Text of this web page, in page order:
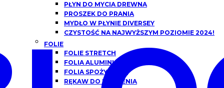
PŁYN DO MYCIA DREWNA
PROSZEK DO PRANIA
MYDŁO W PŁYNIE DIVERSEY
CZYSTOŚĆ NA NAJWYŻSZYM POZIOMIE 2024!
FOLIE
FOLIE STRETCH
FOLIA ALUMINIOWA
FOLIA SPOŻYWCZA
RĘKAW DO PIECZENIA